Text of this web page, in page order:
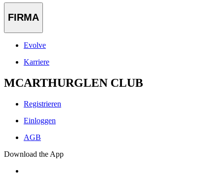
FIRMA
Evolve
Karriere
MCARTHURGLEN CLUB
Registrieren
Einloggen
AGB
Download the App